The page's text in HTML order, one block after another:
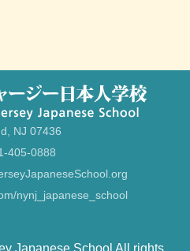
NJ 07436
405-0888
nynj_japanese_school